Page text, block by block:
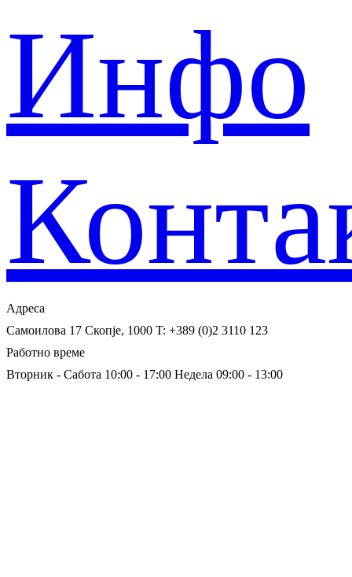
Инфо
Адреса
Самоилова 17 Скопје, 1000 T: +389 (0)2 3110 123
Работно време
Вторник - Сабота 10:00 - 17:00 Недела 09:00 - 13:00